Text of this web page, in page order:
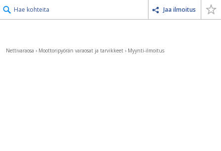
Hae kohteita Jaa ilmoitus
Nettivaraosa › Moottoripyörän varaosat ja tarvikkeet › Myynti-ilmoitus